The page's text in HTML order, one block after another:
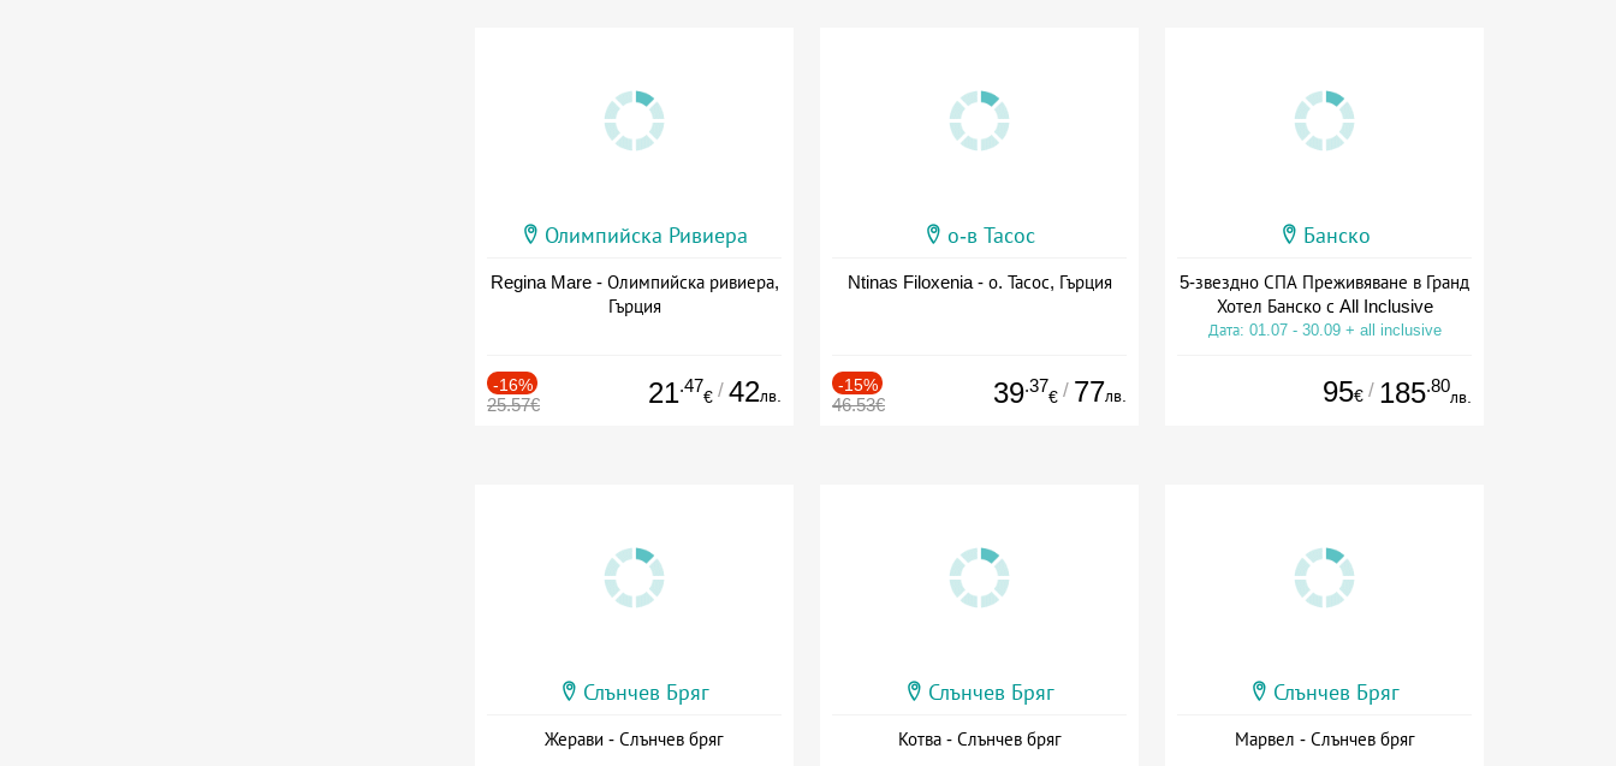
Олимпийска Ривиера
Regina Mare - Олимпийска ривиера,
Гърция
-16%
25.57€ 21.47
€ / 42лв.
о-в Тасос
Ntinas Filoxenia - о. Тасос, Гърция
-15%
46.53€ 39.37
€ / 77лв.
Банско
5-звездно СПА Преживяване в Гранд
Хотел Банско с All Inclusive
Дата: 01.07 - 30.09 + all inclusive
95€ / 185.80
лв.
Слънчев Бряг
Жерави - Слънчев бряг
Слънчев Бряг
Котва - Слънчев бряг
Слънчев Бряг
Марвел - Слънчев бряг